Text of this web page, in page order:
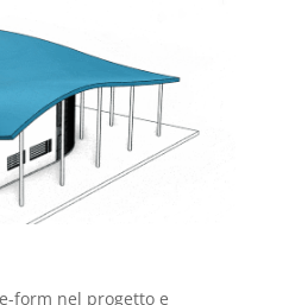
form nel progetto e